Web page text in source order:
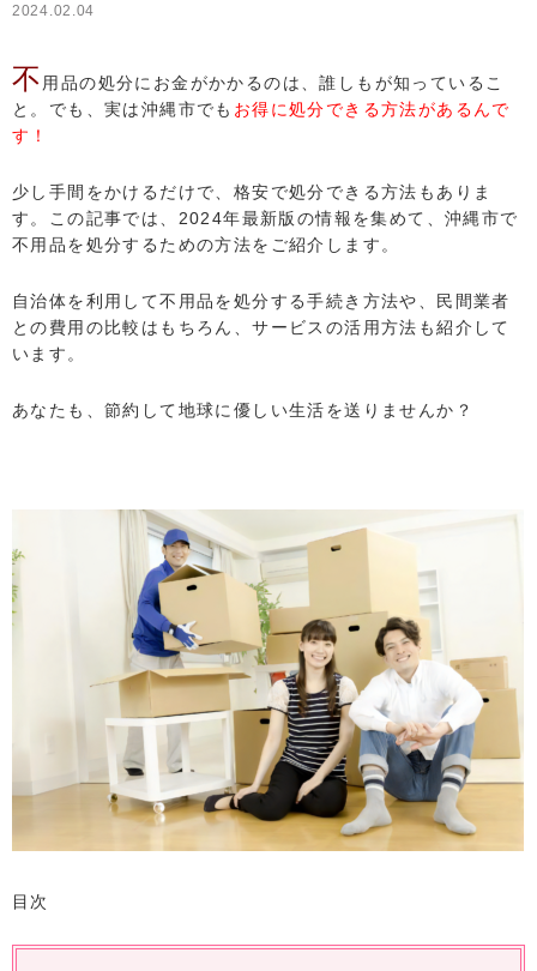
2024.02.04
不 用品の処分にお金がかかるのは、誰しもが知っているこ
と。でも、実は沖縄市でも お得に処分できる方法があるんで
す！
少し手間をかけるだけで、格安で処分できる方法もありま
す。この記事では、2024年最新版の情報を集めて、沖縄市で
不用品を処分するための方法をご紹介します。
自治体を利用して不用品を処分する手続き方法や、民間業者
との費用の比較はもちろん、サービスの活用方法も紹介して
います。
あなたも、節約して地球に優しい生活を送りませんか？
目次